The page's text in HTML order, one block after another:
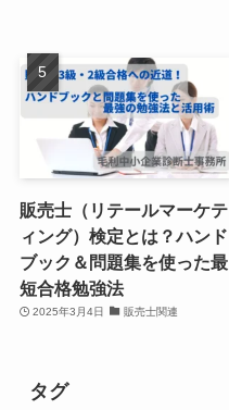
販売士（リテールマーケテ
ィング）検定とは？ハンド
ブック＆問題集を使った最
短合格勉強法
2025年3月4日 販売士関連
タグ